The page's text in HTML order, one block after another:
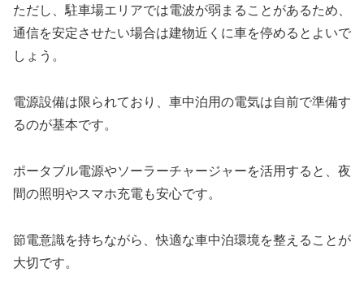
ただし、駐車場エリアでは電波が弱まることがあるため、
通信を安定させたい場合は建物近くに車を停めるとよいで
しょう。
電源設備は限られており、車中泊用の電気は自前で準備す
るのが基本です。
ポータブル電源やソーラーチャージャーを活用すると、夜
間の照明やスマホ充電も安心です。
節電意識を持ちながら、快適な車中泊環境を整えることが
大切です。